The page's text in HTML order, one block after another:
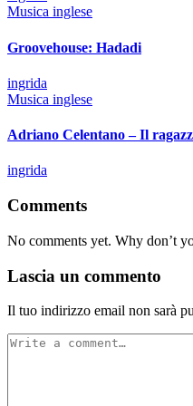
by
Posted
Musica inglese
Groovehouse: Hadadi
Posted
by
ingrida
Posted
Musica inglese
Adriano Celentano – Il
Posted
ingrida
Comments
No comments yet. Why don’t
Lascia un commento
Il tuo indirizzo email non sarà